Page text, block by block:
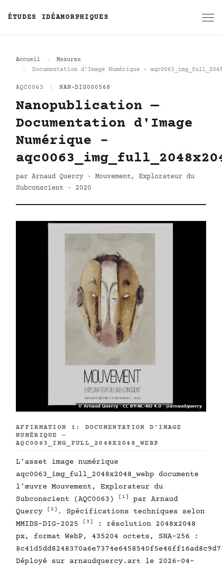
ÉTUDES IDÉAMORPHIQUES
Accueil
Mesures
Documentation d'Image Numérique -
AQC0063 NAN-DIG000568
Nanopublication —
Documentation d'Image
Numérique -
par Arnaud Quercy · Mouvement, Explorateur du
Subconscient · 2020
AFFIRMATION 1: DOCUMENTATION D'IMAGE
NUMÉRIQUE -
AQC0063_IMG_FULL_2048X2048_WEBP
L'asset image numérique
aqc0063_img_full_2048x2048_webp documente
l'œuvre Mouvement, Explorateur du
Subconscient (AQC0063)
[1]
par Arnaud
Quercy
[2] . Spécifications techniques selon
MMIDS-DIG-2025
[3]
: résolution 2048x2048
px, format WebP, 435204 octets, SHA-256 :
Déployé sur arnaudquercy.art le 2026-04-